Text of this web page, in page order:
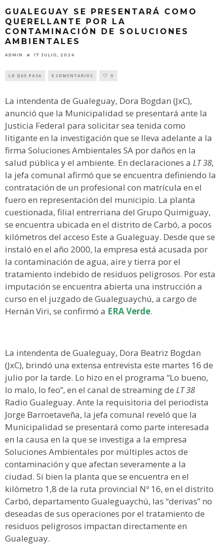
GUALEGUAY SE PRESENTARÁ COMO
QUERELLANTE POR LA
CONTAMINACIÓN DE SOLUCIONES
AMBIENTALES
ADMIN 17 JULIO, 2024
LO QUE PASA 0 COMENTARIOS 0
La intendenta de Gualeguay, Dora Bogdan (JxC),
anunció que la Municipalidad se presentará ante la
Justicia Federal para solicitar sea tenida como
litigante en la investigación que se lleva adelante a la
firma Soluciones Ambientales SA por daños en la
salud pública y el ambiente. En declaraciones a LT 38,
la jefa comunal afirmó que se encuentra definiendo la
contratación de un profesional con matrícula en el
fuero en representación del municipio. La planta
cuestionada, filial entrerriana del Grupo Quimiguay,
se encuentra ubicada en el distrito de Carbó, a pocos
kilómetros del acceso Este a Gualeguay. Desde que se
instaló en el año 2000, la empresa está acusada por
la contaminación de agua, aire y tierra por el
tratamiento indebido de residuos peligrosos. Por esta
imputación se encuentra abierta una instrucción a
curso en el juzgado de Gualeguaychú, a cargo de
Hernán Viri, se confirmó a ERA Verde.
La intendenta de Gualeguay, Dora Beatriz Bogdan
(JxC), brindó una extensa entrevista este martes 16 de
julio por la tarde. Lo hizo en el programa “Lo bueno,
lo malo, lo feo”, en el canal de streaming de LT 38
Radio Gualeguay. Ante la requisitoria del periodista
Jorge Barroetaveña, la jefa comunal reveló que la
Municipalidad se presentará como parte interesada
en la causa en la que se investiga a la empresa
Soluciones Ambientales por múltiples actos de
contaminación y que afectan severamente a la
ciudad. Si bien la planta que se encuentra en el
kilómetro 1,8 de la ruta provincial Nº 16, en el distrito
Carbó, departamento Gualeguaychú, las “derivas” no
deseadas de sus operaciones por el tratamiento de
residuos peligrosos impactan directamente en
Gualeguay.